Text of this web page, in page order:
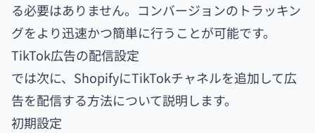
る必要はありません。コンバージョンのトラッキン
グをより迅速かつ簡単に行うことが可能です。
TikTok広告の配信設定
では次に、ShopifyにTikTokチャネルを追加して広
告を配信する方法について説明します。
初期設定